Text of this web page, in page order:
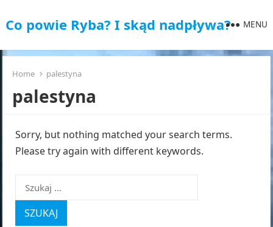
Co powie Ryba? I skąd nadpływa? MENU
Home palestyna
palestyna
Sorry, but nothing matched your search terms.
Please try again with different keywords.
Szukaj: